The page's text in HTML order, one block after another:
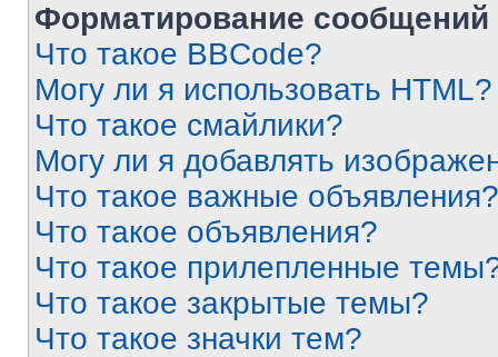
Форматирование
Что такое BBCode?
Могу ли я использовать HTML?
Что такое смайлики?
Могу ли я добавлять
Что такое важные объявления?
Что такое объявления?
Что такое прилепленные
Что такое закрытые темы?
Что такое значки тем?